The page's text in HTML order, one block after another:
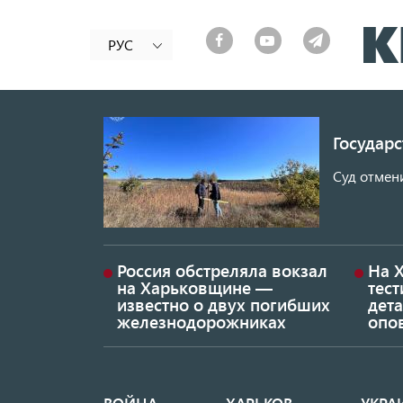
РУС
Суд
Россия обстреляла вокзал
на Харьковщине —
известно о двух погибших
железнодорожниках
На